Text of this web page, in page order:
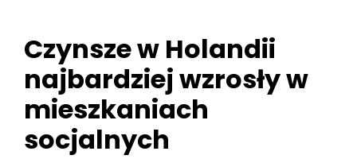
Czynsze w Holandii
najbardziej wzrosły w
mieszkaniach
socjalnych